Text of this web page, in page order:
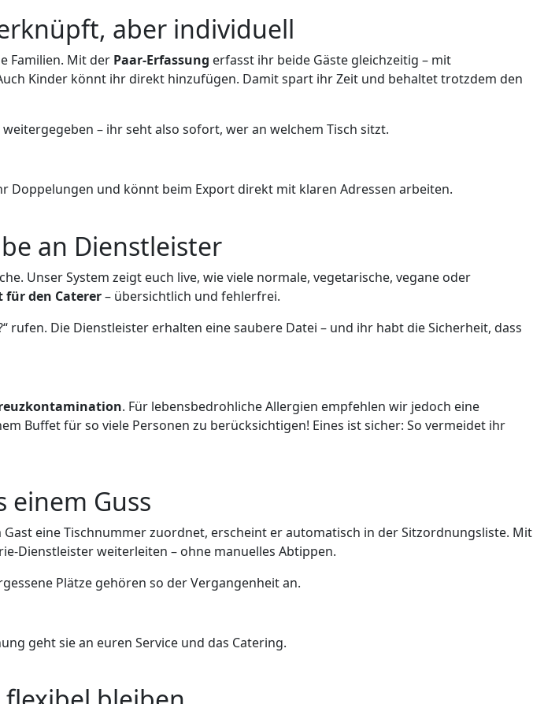
aber individuell
Familien. Mit der Paar-Erfassung erfasst ihr beide Gäste gleichzeitig – mit
Kinder könnt ihr direkt hinzufügen. Damit spart ihr Zeit und behaltet trotzdem den
weitergegeben – ihr seht also sofort, wer an welchem Tisch sitzt.
Doppelungen und könnt beim Export direkt mit klaren Adressen arbeiten.
an Dienstleister
Unser System zeigt euch live, wie viele normale, vegetarische, vegane oder
für den Caterer– übersichtlich und fehlerfrei.
Die Dienstleister erhalten eine saubere Datei – und ihr habt die Sicherheit, dass
. Für lebensbedrohliche Allergien empfehlen wir jedoch eine
Buffet für so viele Personen zu berücksichtigen! Eines ist sicher: So vermeidet ihr
einem Guss
eine Tischnummer zuordnet, erscheint er automatisch in der Sitzordnungsliste. Mit
Dienstleister weiterleiten – ohne manuelles Abtippen.
Plätze gehören so der Vergangenheit an.
geht sie an euren Service und das Catering.